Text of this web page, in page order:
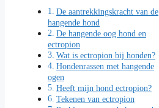
De aantrekkingskracht van de
hangende hond
De hangende oog hond en
ectropion
Wat is ectropion bij honden?
Hondenrassen met hangende
ogen
Heeft mijn hond ectropion?
Tekenen van ectropion